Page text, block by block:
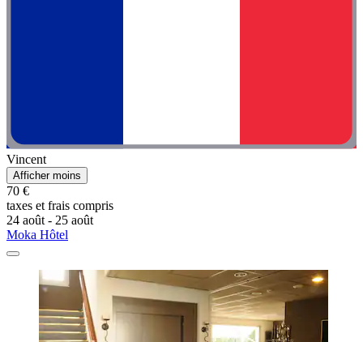
Vincent
Afficher moins
70 €
taxes et frais compris
24 août - 25 août
Moka Hôtel